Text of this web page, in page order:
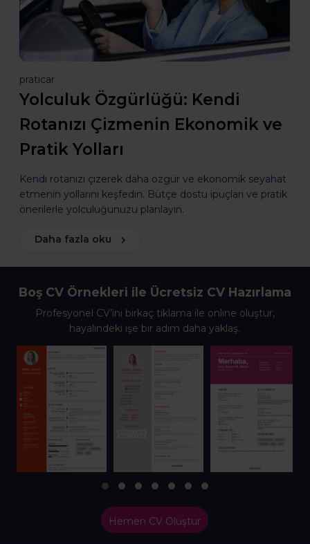
praticar
Yolculuk Özgürlüğü: Kendi
Rotanızı Çizmenin Ekonomik ve
Pratik Yolları
Kendi rotanızı çizerek daha özgür ve ekonomik seyahat
etmenin yollarını keşfedin. Bütçe dostu ipuçları ve pratik
önerilerle yolculuğunuzu planlayın.
Daha fazla oku
Boş CV Örnekleri ile Ücretsiz CV Hazırlama
Profesyonel CV’ini birkaç tıklama ile online oluştur,
hayalindeki işe bir adım daha yaklaş.
Hemen CV Oluştur